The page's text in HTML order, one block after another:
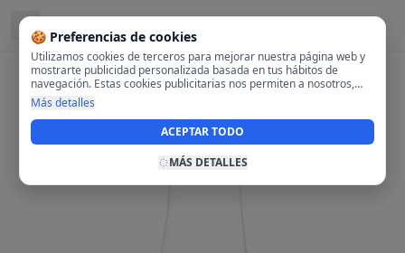
🍪 Preferencias de cookies
Utilizamos cookies de terceros para mejorar nuestra página web y
mostrarte publicidad personalizada basada en tus hábitos de
navegación. Estas cookies publicitarias nos permiten a nosotros,
analizar tu navegación en nuestra página y en internet para
mostrarte anuncios relevantes para ti. Al activarlas, aceptas el uso
de cookies para fines publicitarios y la recopilación y tratamiento de
tus datos de navegación, incluyendo la posible compartición de
Más detalles
ACEPTAR TODO
MÁS DETALLES